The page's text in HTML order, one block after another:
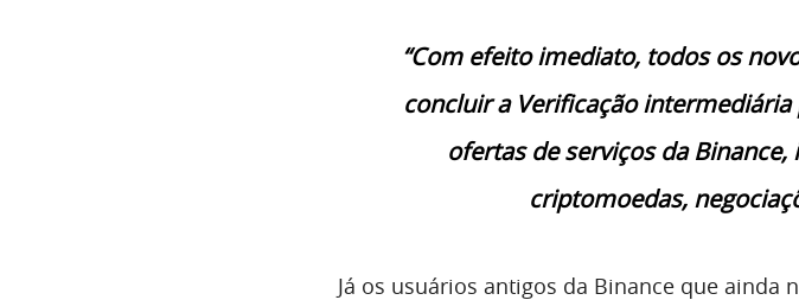
“Com efeito imediato, todos os
concluir a Verificação
ofertas de serviços da
criptomoedas,
Já os usuários antigos da Binance que ainda